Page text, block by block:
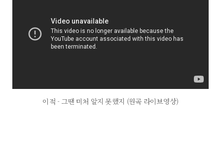
이적 - 그땐 미처 알지 못했지 (원곡 라이브영상)